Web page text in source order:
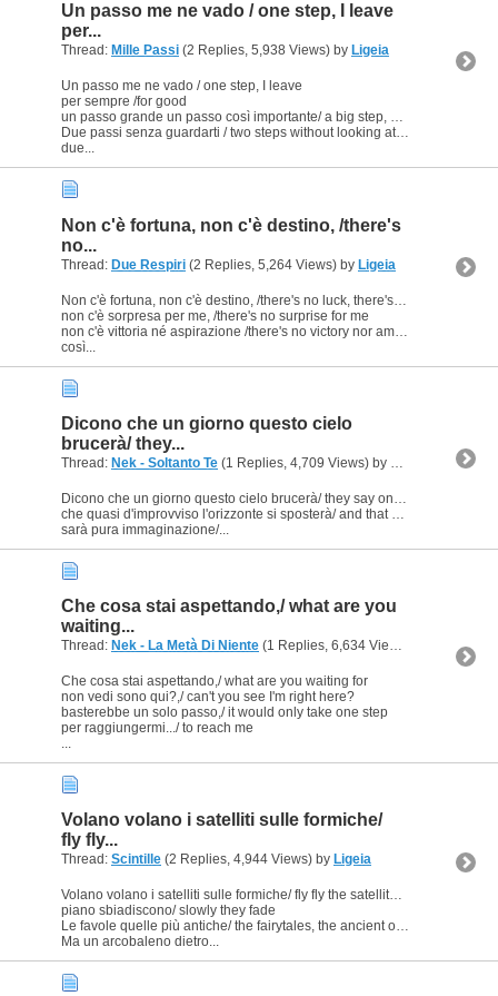
Un passo me ne vado / one step, I leave
per...
Thread: Mille Passi (2 Replies, 5,938 Views) by Ligeia
Un passo me ne vado / one step, I leave
per sempre /for good
un passo grande un passo così importante/ a big step, so important
Due passi senza guardarti / two steps without looking at you
due...
Non c'è fortuna, non c'è destino, /there's
no...
Thread: Due Respiri (2 Replies, 5,264 Views) by Ligeia
non c'è sorpresa per me, /there's no surprise for me
non c'è vittoria né aspirazione /there's no victory nor ambition
così...
Dicono che un giorno questo cielo
brucerà/ they...
Thread: Nek - Soltanto Te (1 Replies, 4,709 Views) by
che quasi d'improvviso l'orizzonte si sposterà/ and that suddenly the horizon will move
sarà pura immaginazione/...
Che cosa stai aspettando,/ what are you
waiting...
Thread: Nek - La Metà Di Niente (1 Replies, 6,634 Views) by Ligeia
Che cosa stai aspettando,/ what are you waiting for
non vedi sono qui?,/ can't you see I'm right here?
basterebbe un solo passo,/ it would only take one step
per raggiungermi.../ to reach me
...
Volano volano i satelliti sulle formiche/
fly fly...
Thread: Scintille (2 Replies, 4,944 Views) by Ligeia
Volano volano i satelliti sulle formiche/ fly fly the satellites on ants
piano sbiadiscono/ slowly they fade
Le favole quelle più antiche/ the fairytales, the ancient ones
Ma un arcobaleno dietro...